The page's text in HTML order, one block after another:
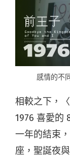
感情的不
相較之下，
1976 喜愛的
一年的結束
座，聖誕夜